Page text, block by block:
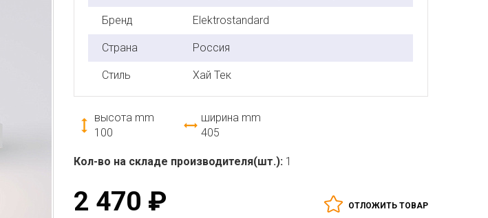
Бренд Elektrostandard
Страна Россия
Стиль Хай Тек
высота mm
100
ширина mm
405
Кол-во на складе производителя(шт.): 1
2 470 ₽ ОТЛОЖИТЬ ТОВАР